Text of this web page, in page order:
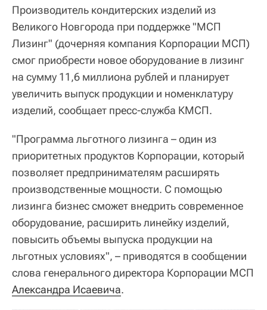
Производитель кондитерских изделий из
Великого Новгорода при поддержке "МСП
Лизинг" (дочерняя компания Корпорации МСП)
смог приобрести новое оборудование в лизинг
на сумму 11,6 миллиона рублей и планирует
увеличить выпуск продукции и номенклатуру
изделий, сообщает пресс-служба КМСП.
"Программа льготного лизинга – один из
приоритетных продуктов Корпорации, который
позволяет предпринимателям расширять
производственные мощности. С помощью
лизинга бизнес сможет внедрить современное
оборудование, расширить линейку изделий,
повысить объемы выпуска продукции на
льготных условиях", – приводятся в сообщении
слова генерального директора Корпорации МСП
Александра Исаевича.